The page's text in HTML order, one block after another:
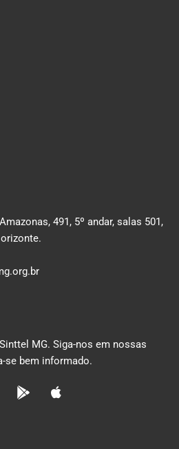
491, 5º andar, salas 501,
MG. Siga-nos em nossas
se bem informado.